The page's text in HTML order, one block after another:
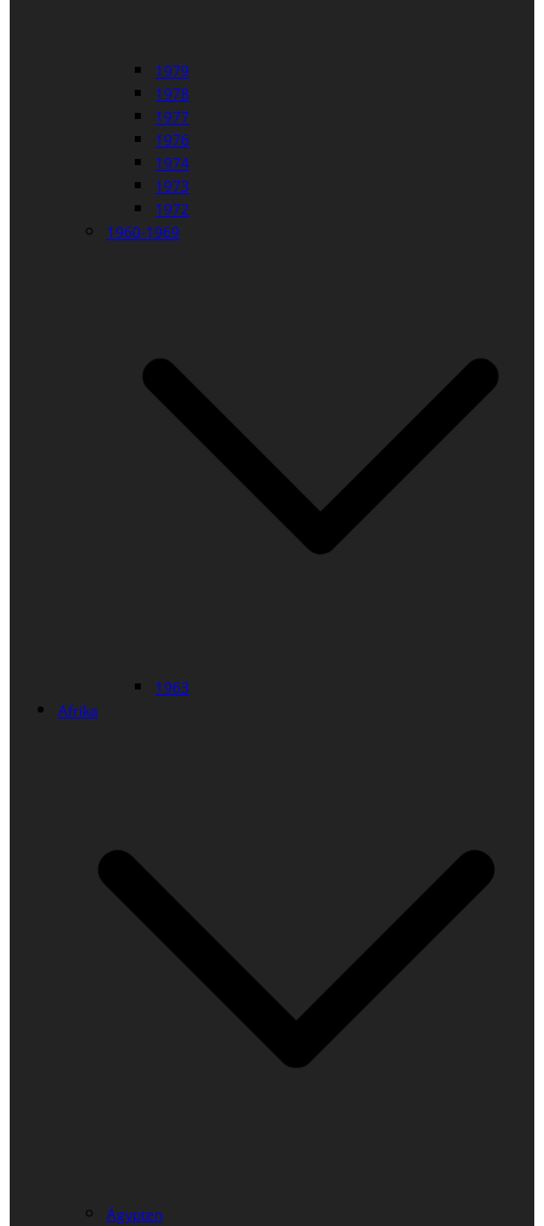
1979
1978
1977
1976
1974
1973
1972
1960-1969
1963
Afrika
Ägypten